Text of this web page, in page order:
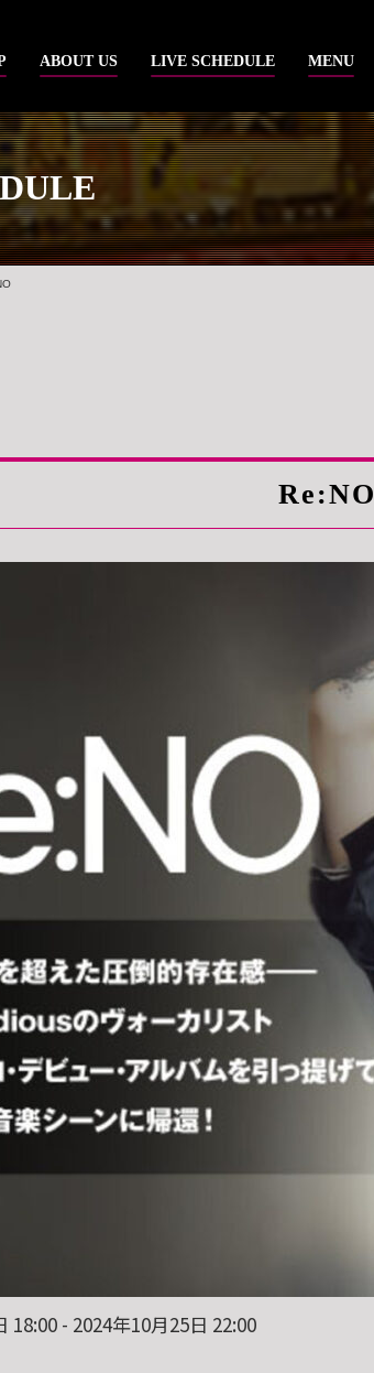
ABOUT US LIVE SCHEDULE MENU
Re:NO
18:00 - 2024年10月25日 22:00